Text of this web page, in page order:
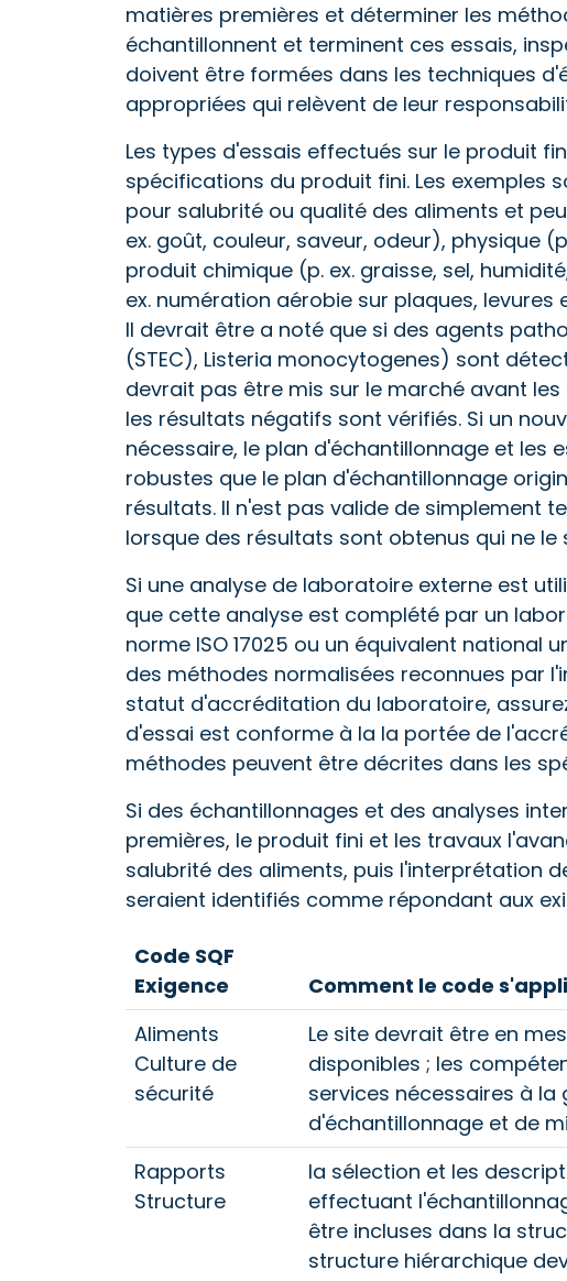
matières premières et déterminer les
échantillonnent et terminent ces essais,
doivent être formées dans les techniques
appropriées qui relèvent de leur
Les types d'essais effectués sur le produit
spécifications du produit fini. Les exemples
pour salubrité ou qualité des aliments et
ex. goût, couleur, saveur, odeur), physique
produit chimique (p. ex. graisse, sel,
ex. numération aérobie sur plaques,
Il devrait être a noté que si des agents
(STEC), Listeria monocytogenes) sont
devrait pas être mis sur le marché avant
les résultats négatifs sont vérifiés. Si un
nécessaire, le plan d'échantillonnage et les
robustes que le plan d'échantillonnage
résultats. Il n'est pas valide de simplement
lorsque des résultats sont obtenus qui ne
Si une analyse de laboratoire externe est
que cette analyse est complété par un
norme ISO 17025 ou un équivalent national
des méthodes normalisées reconnues par
statut d'accréditation du laboratoire,
d'essai est conforme à la la portée de
méthodes peuvent être décrites dans les
Si des échantillonnages et des analyses
premières, le produit fini et les travaux
salubrité des aliments, puis l'interprétation
seraient identifiés comme répondant aux
Code SQF
Exigence
Comment le code
Aliments
Culture de
sécurité
Le site devrait être en
disponibles ; les
services nécessaires à
d'échantillonnage et de
Rapports
Structure
la sélection et les
effectuant
être incluses dans la
structure hiérarchique